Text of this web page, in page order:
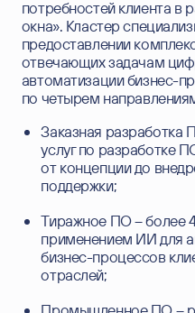
потребностей клиента в
окна». Кластер
предоставлении
отвечающих задачам
автоматизации бизнес-
по четырем
Заказная разработка
услуг по разработке
от концепции до
поддержки;
Тиражное ПО – более
применением ИИ для
бизнес-процессов
отраслей;
ВАШЕ ИМЯ
ВАША ФАМИЛИЯ
EMAIL
ТЕЛЕФОН
КОМПАНИЯ
СООБЩЕНИЕ